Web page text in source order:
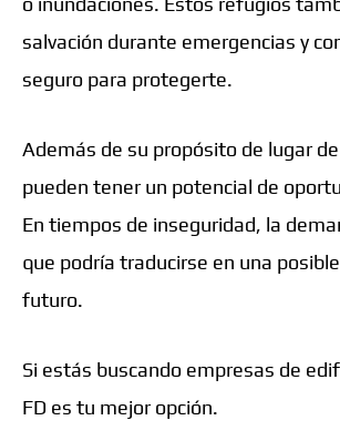
salvación durante emergencias y
seguro para protegerte.
Además de su propósito de lugar
pueden tener un potencial de
En tiempos de inseguridad, la
que podría traducirse en una
futuro.
Si estás buscando empresas de
FD es tu mejor opción.